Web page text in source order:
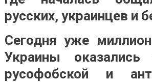
русских, украинцев и
Сегодня уже
Украины оказались
русофобской и